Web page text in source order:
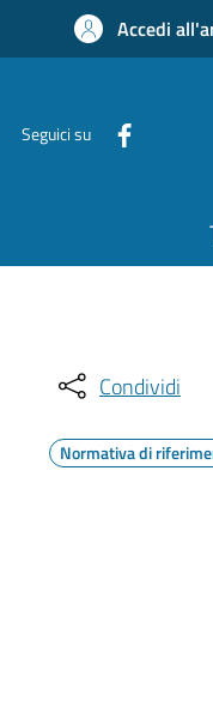
Accedi
Seguici su
Condividi
Normativa di